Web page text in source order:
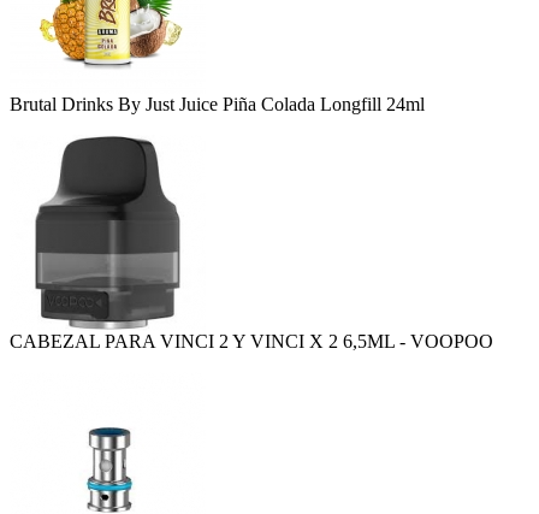
Brutal Drinks By Just Juice Piña Colada Longfill 24ml
CABEZAL PARA VINCI 2 Y VINCI X 2 6,5ML - VOOPOO